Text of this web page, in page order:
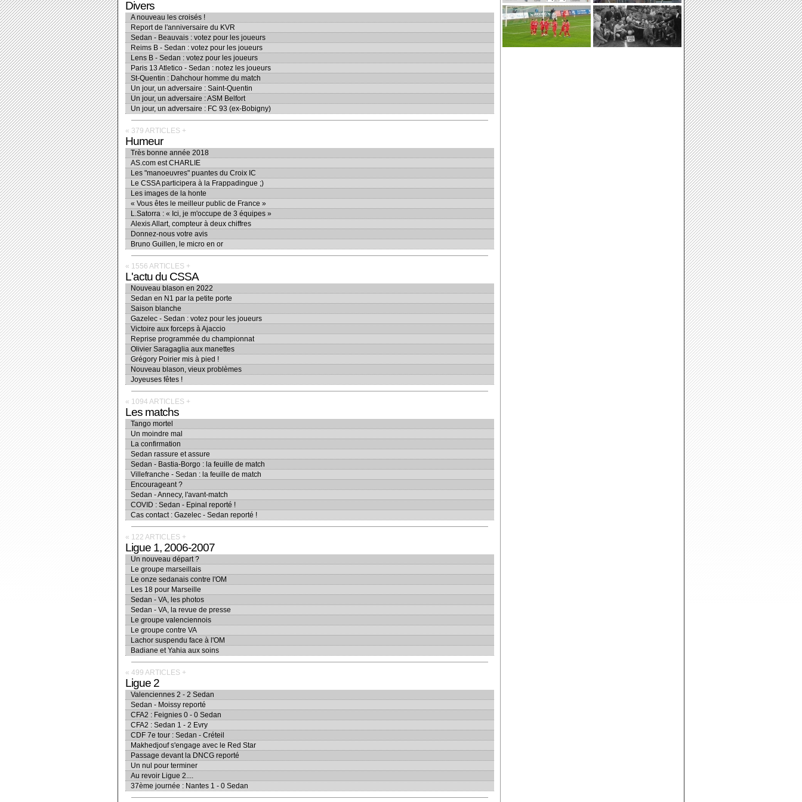
Divers
A nouveau les croisés !
Report de l'anniversaire du KVR
Sedan - Beauvais : votez pour les joueurs
Reims B - Sedan : votez pour les joueurs
Lens B - Sedan : votez pour les joueurs
Paris 13 Atletico - Sedan : notez les joueurs
St-Quentin : Dahchour homme du match
Un jour, un adversaire : Saint-Quentin
Un jour, un adversaire : ASM Belfort
Un jour, un adversaire : FC 93 (ex-Bobigny)
« 379 ARTICLES +
Humeur
Très bonne année 2018
AS.com est CHARLIE
Les "manoeuvres" puantes du Croix IC
Le CSSA participera à la Frappadingue ;)
Les images de la honte
« Vous êtes le meilleur public de France »
L.Satorra : « Ici, je m'occupe de 3 équipes »
Alexis Allart, compteur à deux chiffres
Donnez-nous votre avis
Bruno Guillen, le micro en or
« 1556 ARTICLES +
L'actu du CSSA
Nouveau blason en 2022
Sedan en N1 par la petite porte
Saison blanche
Gazelec - Sedan : votez pour les joueurs
Victoire aux forceps à Ajaccio
Reprise programmée du championnat
Olivier Saragaglia aux manettes
Grégory Poirier mis à pied !
Nouveau blason, vieux problèmes
Joyeuses fêtes !
« 1094 ARTICLES +
Les matchs
Tango mortel
Un moindre mal
La confirmation
Sedan rassure et assure
Sedan - Bastia-Borgo : la feuille de match
Villefranche - Sedan : la feuille de match
Encourageant ?
Sedan - Annecy, l'avant-match
COVID : Sedan - Epinal reporté !
Cas contact : Gazelec - Sedan reporté !
« 122 ARTICLES +
Ligue 1, 2006-2007
Un nouveau départ ?
Le groupe marseillais
Le onze sedanais contre l'OM
Les 18 pour Marseille
Sedan - VA, les photos
Sedan - VA, la revue de presse
Le groupe valenciennois
Le groupe contre VA
Lachor suspendu face à l'OM
Badiane et Yahia aux soins
« 499 ARTICLES +
Ligue 2
Valenciennes 2 - 2 Sedan
Sedan - Moissy reporté
CFA2 : Feignies 0 - 0 Sedan
CFA2 : Sedan 1 - 2 Evry
CDF 7e tour : Sedan - Créteil
Makhedjouf s'engage avec le Red Star
Passage devant la DNCG reporté
Un nul pour terminer
Au revoir Ligue 2....
37ème journée : Nantes 1 - 0 Sedan